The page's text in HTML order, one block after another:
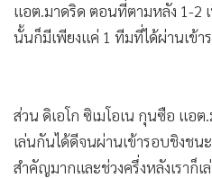
แอต.มาดริด ตอนที่ตามหลัง 1-2
นั้นก็มีเพียงแค่ 1 ทีมที่ได้ผ่านเข้า
ส่วน ดิเอโก ซิเมโอเน กุนซือ แ
เล่นกันได้ดีจนผ่านเข้ารอบชิงชน
สำคัญมากและช่วงครึ่งหลังเราก็เ